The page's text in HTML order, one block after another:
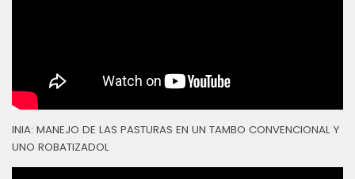
INIA: MANEJO DE LAS PASTURAS EN UN TAMBO CONVENCIONAL Y
UNO ROBATIZADOL